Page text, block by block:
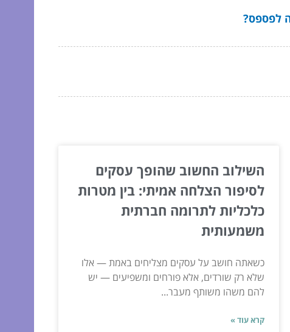
לפספס?
השילוב החשוב שהופך עסקים
לסיפור הצלחה אמיתי: בין מטרות
כלכליות לתרומה חברתית
משמעותית
כשאתה חושב על עסקים מצליחים באמת — אלו
שלא רק שורדים, אלא פורחים ומשפיעים — יש
להם משהו משותף מעבר...
קרא עוד »